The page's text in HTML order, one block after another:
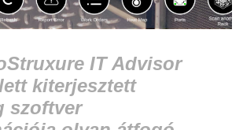
IT Advisor
kiterjesztett
szoftver